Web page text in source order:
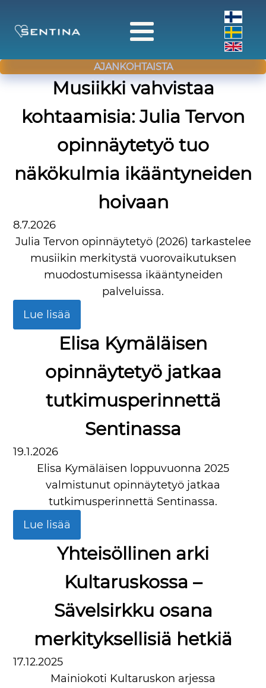
AJANKOHTAISTA
Musiikki vahvistaa
kohtaamisia: Julia Tervon
opinnäytetyö tuo
näkökulmia ikääntyneiden
hoivaan
8.7.2026
Julia Tervon opinnäytetyö (2026) tarkastelee
musiikin merkitystä vuorovaikutuksen
muodostumisessa ikääntyneiden
palveluissa.
Lue lisää
Elisa Kymäläisen
opinnäytetyö jatkaa
tutkimusperinnettä
Sentinassa
19.1.2026
Elisa Kymäläisen loppuvuonna 2025
valmistunut opinnäytetyö jatkaa
tutkimusperinnettä Sentinassa.
Lue lisää
Yhteisöllinen arki
Kultaruskossa –
Sävelsirkku osana
merkityksellisiä hetkiä
17.12.2025
Mainiokoti Kultaruskon arjessa